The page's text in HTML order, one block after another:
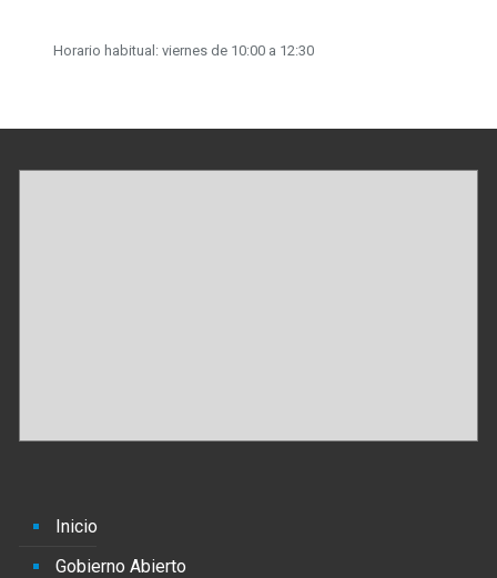
Horario habitual: viernes de 10:00 a 12:30
Inicio
Gobierno Abierto